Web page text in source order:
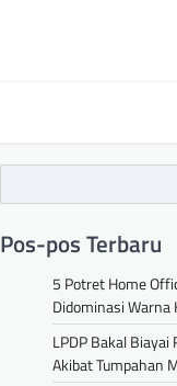
Pos-pos Terbaru
5 Potret Home
Didominasi Warna
LPDP Bakal
Akibat Tumpahan